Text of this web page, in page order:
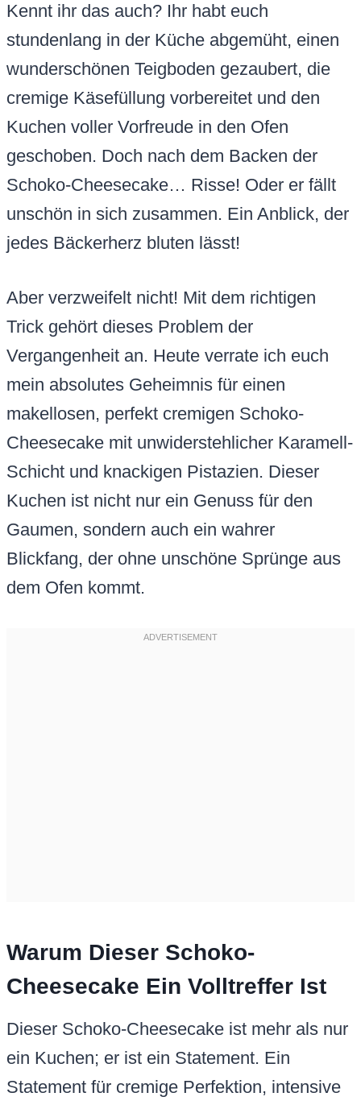
Kennt ihr das auch? Ihr habt euch
stundenlang in der Küche abgemüht, einen
wunderschönen Teigboden gezaubert, die
cremige Käsefüllung vorbereitet und den
Kuchen voller Vorfreude in den Ofen
geschoben. Doch nach dem Backen der
Schoko-Cheesecake… Risse! Oder er fällt
unschön in sich zusammen. Ein Anblick, der
jedes Bäckerherz bluten lässt!
Aber verzweifelt nicht! Mit dem richtigen
Trick gehört dieses Problem der
Vergangenheit an. Heute verrate ich euch
mein absolutes Geheimnis für einen
makellosen, perfekt cremigen Schoko-
Cheesecake mit unwiderstehlicher Karamell-
Schicht und knackigen Pistazien. Dieser
Kuchen ist nicht nur ein Genuss für den
Gaumen, sondern auch ein wahrer
Blickfang, der ohne unschöne Sprünge aus
dem Ofen kommt.
Warum Dieser Schoko-
Cheesecake Ein Volltreffer Ist
Dieser Schoko-Cheesecake ist mehr als nur
ein Kuchen; er ist ein Statement. Ein
Statement für cremige Perfektion, intensive